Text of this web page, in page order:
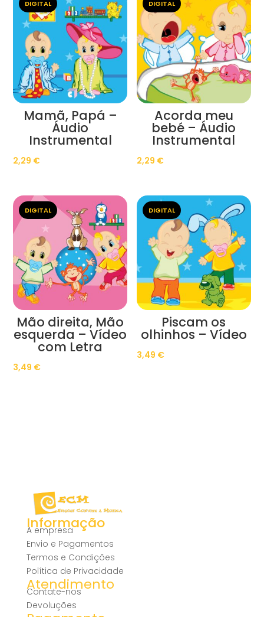
DIGITAL
Mamã, Papá –
Áudio
Instrumental
2,29 €
DIGITAL
Acorda meu
bebé – Áudio
Instrumental
2,29 €
DIGITAL
Mão direita, Mão
esquerda – Vídeo
com Letra
3,49 €
DIGITAL
Piscam os
olhinhos – Vídeo
3,49 €
Informação
A empresa
Envio e Pagamentos
Termos e Condições
Política de Privacidade
Atendimento
Contate-nos
Devoluções